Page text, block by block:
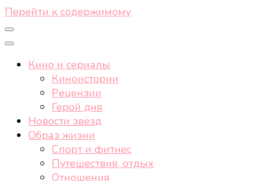
Перейти к содержимому
Кино и сериалы
Киноистории
Рецензии
Герой дня
Новости звёзд
Образ жизни
Спорт и фитнес
Путешествия, отдых
Отношения